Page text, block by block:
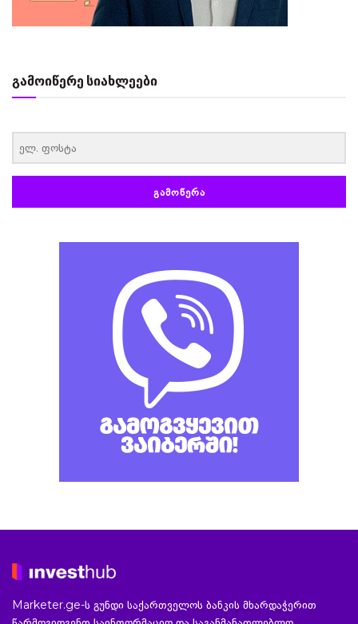
გამოიწერე სიახლეები
ᲒᲐᲛᲝᲬᲔᲠᲐ
Marketer.ge-ს გუნდი საქართველოს ბანკის მხარდაჭერით